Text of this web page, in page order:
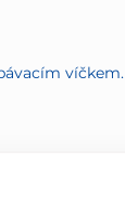
víčkem.